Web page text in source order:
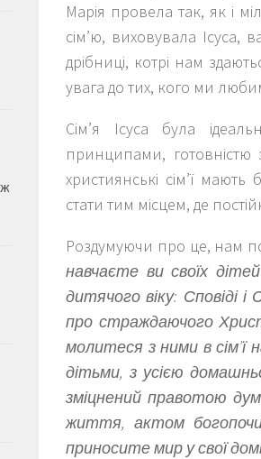
Марія провела так, як і
сім’ю, виховувала Ісуса,
дрібниці, котрі нам
увага до тих, кого ми
Сім’я Ісуса була
принципами,
християнські сім’ї
стати тим місцем, де
Роздумуючи про це, нам
навчаєте ви своїх
дитячого віку: Сповіді
про страждаючого
молитеся з ними в сім’ї
дітьми, з усією
зміцнений правотою
життя, актом
приносите мир у свої